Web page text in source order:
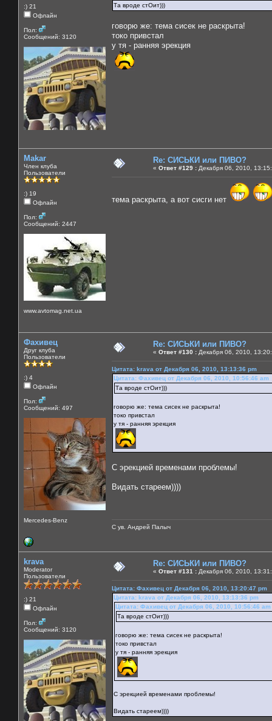
:) 21
Офлайн
Пол:
Сообщений: 3120
Та вроде стОит)))
говорю же: тема сисек не раскрыта!
токо привстал
у тя - ранняя эрекция
Makar
Член клуба
Пользователи
:) 19
Офлайн
Пол:
Сообщений: 2447
www.avtomag.net.ua
Re: СИСЬКИ или ПИВО?
« Ответ #129 : Декабря 06, 2010,
тема раскрыта, а вот сисги нет
Фахивец
Друг клуба
Пользователи
:) 4
Офлайн
Пол:
Сообщений: 497
Mercedes-Benz
Re: СИСЬКИ или ПИВО?
« Ответ #130 : Декабря 06, 2010,
Цитата: krava от Декабря 06, 2010, 13:13:36 pm
Цитата: Фахивец от Декабря 06, 2010, 10:56:46 am
Та вроде стОит)))
говорю же: тема сисек не раскрыта!
токо привстал
у тя - ранняя эрекция
С эрекцией временами проблемы!
Видать стареем))))
С ув. Андрей Палыч
krava
Moderator
Пользователи
:) 21
Офлайн
Пол:
Сообщений: 3120
Re: СИСЬКИ или ПИВО?
« Ответ #131 : Декабря 06, 2010,
Цитата: Фахивец от Декабря 06, 2010, 13:20:47 pm
Цитата: krava от Декабря 06, 2010, 13:13:36 pm
Цитата: Фахивец от Декабря 06, 2010, 10:56:46 am
Та вроде стОит)))
говорю же: тема сисек не раскрыта!
токо привстал
у тя - ранняя эрекция
С эрекцией временами проблемы!
Видать стареем))))